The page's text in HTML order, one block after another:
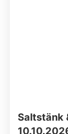
Saltstänk